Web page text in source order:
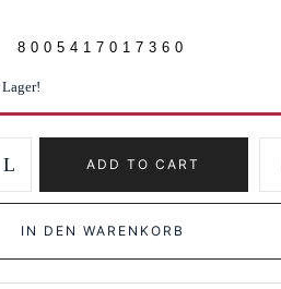
8005417017360
ADD TO CART
IN DEN WARENKORB